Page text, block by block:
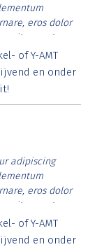
eros dolor
vitae erat.
lorem
posuere.
of Y-AMT
en onder
adipiscing
eros dolor
vitae erat.
lorem
posuere.
of Y-AMT
en onder